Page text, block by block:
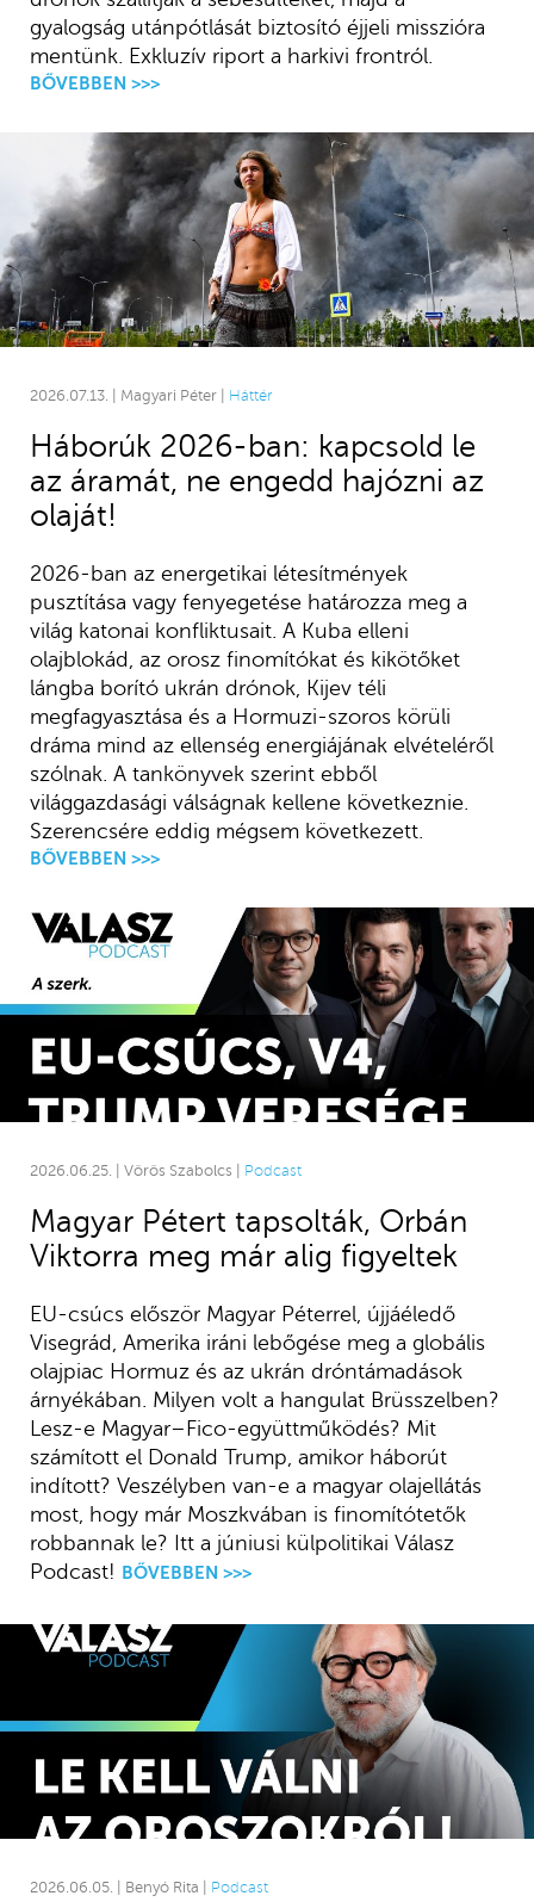
gyalogság utánpótlását biztosító éjjeli misszióra
mentünk. Exkluzív riport a harkivi frontról.
BŐVEBBEN >>>
2026.07.13. | Magyari Péter | Háttér
Háborúk 2026-ban: kapcsold le
az áramát, ne engedd hajózni az
olaját!
2026-ban az energetikai létesítmények
pusztítása vagy fenyegetése határozza meg a
világ katonai konfliktusait. A Kuba elleni
olajblokád, az orosz finomítókat és kikötőket
lángba borító ukrán drónok, Kijev téli
megfagyasztása és a Hormuzi-szoros körüli
dráma mind az ellenség energiájának elvételéről
szólnak. A tankönyvek szerint ebből
világgazdasági válságnak kellene következnie.
Szerencsére eddig mégsem következett.
BŐVEBBEN >>>
2026.06.25. | Vörös Szabolcs | Podcast
Magyar Pétert tapsolták, Orbán
Viktorra meg már alig figyeltek
EU-csúcs először Magyar Péterrel, újjáéledő
Visegrád, Amerika iráni lebőgése meg a globális
olajpiac Hormuz és az ukrán dróntámadások
árnyékában. Milyen volt a hangulat Brüsszelben?
Lesz-e Magyar–Fico-együttműködés? Mit
számított el Donald Trump, amikor háborút
indított? Veszélyben van-e a magyar olajellátás
most, hogy már Moszkvában is finomítótetők
robbannak le? Itt a júniusi külpolitikai Válasz
Podcast!
BŐVEBBEN >>>
2026.06.05. | Benyó Rita | Podcast